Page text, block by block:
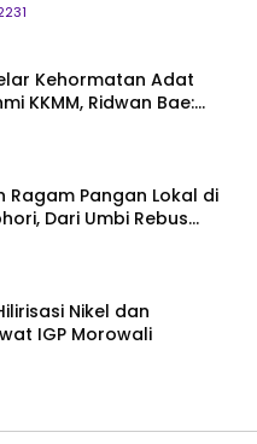
Kehormatan Adat
KKMM, Ridwan Bae:
Belum Pantas!
Ragam Pangan Lokal di
Dari Umbi Rebus
Muna
Nikel dan
IGP Morowali